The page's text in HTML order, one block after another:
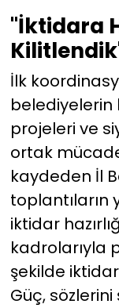
"İktidara
İlk
belediyelerin
projeleri ve
ortak
kaydeden İl
iktidar
kadrolarıyla
şekilde
Güç,